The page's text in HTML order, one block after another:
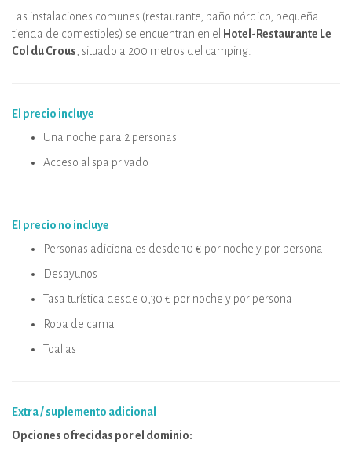
Las instalaciones comunes (restaurante, baño nórdico, pequeña
tienda de comestibles) se encuentran en el
Hotel-Restaurante Le
Col du Crous , situado a 200 metros del camping.
El precio incluye
Una noche para 2 personas
Acceso al spa privado
El precio no incluye
Personas adicionales desde 10 € por noche y por persona
Desayunos
Tasa turística desde 0,30 € por noche y por persona
Ropa de cama
Toallas
Extra / suplemento adicional
Opciones ofrecidas por el dominio: